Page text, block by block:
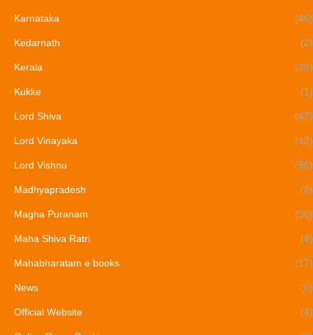
Karnataka (46)
Kedarnath (2)
Kerala (36)
Kukke (1)
Lord Shiva (47)
Lord Vinayaka (12)
Lord Vishnu (56)
Madhyapradesh (8)
Magha Puranam (30)
Maha Shiva Ratri (4)
Mahabharatam e books (17)
News (6)
Official Website (4)